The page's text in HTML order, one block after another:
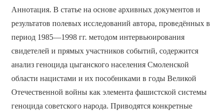
Аннотация. В статье на основе архивных документов и
результатов полевых исследований автора, проведённых в
период 1985—1998 гг. методом интервьюирования
свидетелей и прямых участников событий, содержится
анализ геноцида цыганского населения Смоленской
области нацистами и их пособниками в годы Великой
Отечественной войны как элемента фашистской системы
геноцида советского народа. Приводятся конкретные